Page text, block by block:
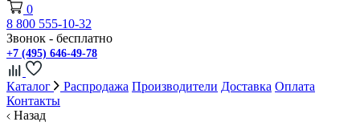
0
8 800 555-10-32
Звонок - бесплатно
+7 (495) 646-49-78
Каталог Распродажа Производители Доставка Оплата
Контакты
Назад